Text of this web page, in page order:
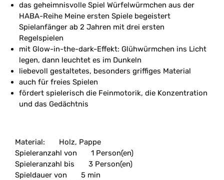
das geheimnisvolle Spiel Würfelwürmchen aus der
HABA-Reihe Meine ersten Spiele begeistert
Spielanfänger ab 2 Jahren mit drei ersten
Regelspielen
mit Glow-in-the-dark-Effekt: Glühwürmchen ins Licht
legen, dann leuchtet es im Dunkeln
liebevoll gestaltetes, besonders griffiges Material
auch für freies Spielen
fördert spielerisch die Feinmotorik, die Konzentration
und das Gedächtnis
Material:
Holz, Pappe
Spieleranzahl von
1 Person(en)
Spieleranzahl bis
3 Person(en)
Spieldauer von
5 min